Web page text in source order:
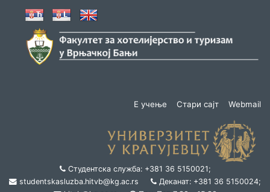
Е учење Стари сајт Webmail
Студентска служба: +381 36 5150021;
studentskasluzba.hitvb@kg.ac.rs
Деканат: +381 36 5150024;